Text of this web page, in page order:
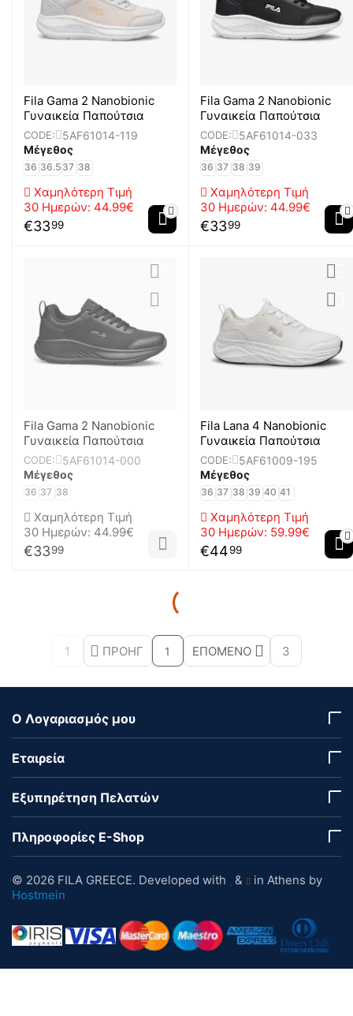
Fila Gama 2 Nanobionic
Γυναικεία Παπούτσια
CODE:
5AF61014-119
Μέγεθος
36 36.5 37 38
Χαμηλότερη Τιμή
30 Ημερών: 44.99€
€3399
Fila Gama 2 Nanobionic
Γυναικεία Παπούτσια
CODE:
5AF61014-033
Μέγεθος
36 37 38 39
Χαμηλότερη Τιμή
30 Ημερών: 44.99€
€3399
Fila Gama 2 Nanobionic
Γυναικεία Παπούτσια
CODE:
5AF61014-000
Μέγεθος
36 37 38
Χαμηλότερη Τιμή
30 Ημερών: 44.99€
€3399
Fila Lana 4 Nanobionic
Γυναικεία Παπούτσια
CODE:
5AF61009-195
Μέγεθος
36 37 38 39 40 41
Χαμηλότερη Τιμή
30 Ημερών: 59.99€
€4499
1 ΠΡΟΗΓ 1 ΕΠΌΜΕΝΟ 3
Ο Λογαριασμός μου
Εταιρεία
Εξυπηρέτηση Πελατών
Πληροφορίες E-Shop
© 2026 FILA GREECE. Developed with &
in Athens by
Hostmein